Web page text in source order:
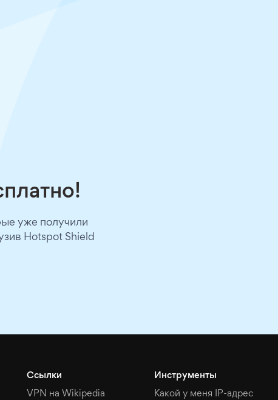
уже получили
Hotspot Shield
Ссылки
VPN на Wikipedia
Инструменты
Какой у меня IP-адрес